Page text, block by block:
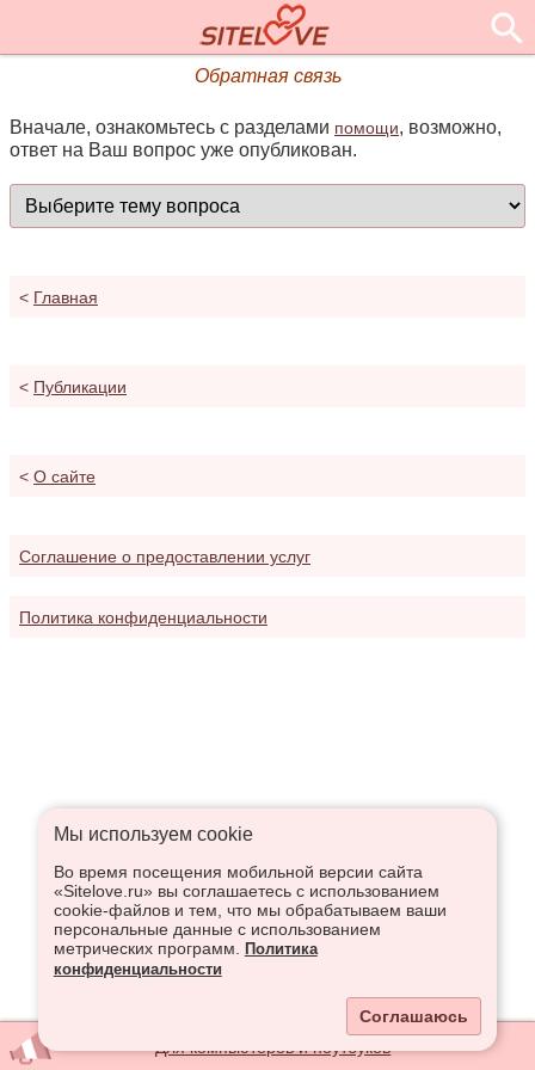
Обратная связь
Вначале, ознакомьтесь с разделами помощи, возможно,
ответ на Ваш вопрос уже опубликован.
< Главная
< Публикации
< О сайте
Соглашение о предоставлении услуг
Политика конфиденциальности
Мы используем сookie
Во время посещения мобильной версии сайта
«Sitelove.ru» вы соглашаетесь с использованием
cookie-файлов и тем, что мы обрабатываем ваши
персональные данные с использованием
метрических программ.
Политика
конфиденциальности
Соглашаюсь
Для компьютеров и ноутбуков